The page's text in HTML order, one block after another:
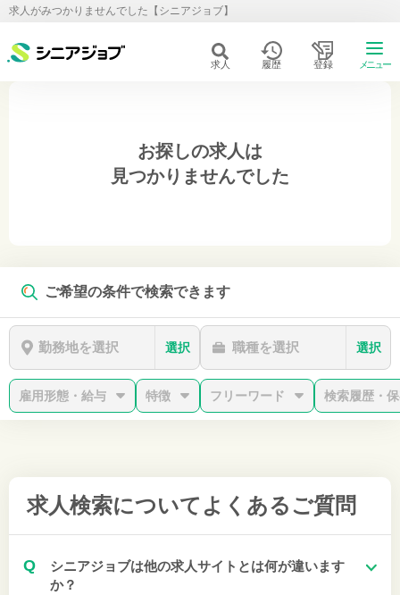
求人がみつかりませんでした【シニアジョブ】
求人 履歴 登録 メニュー
お探しの求人は
見つかりませんでした
ご希望の条件で検索できます
勤務地を選択 選択 職種を選択 選択
雇用形態・給与 特徴 フリーワード 検索履歴・
求人検索について よくあるご質問
Q
シニアジョブは他の求人サイトとは何が違います
か？